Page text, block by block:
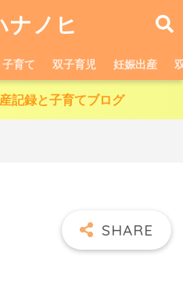
ナノヒ
子育て 双子育児 妊娠出産
記録と子育てブログ